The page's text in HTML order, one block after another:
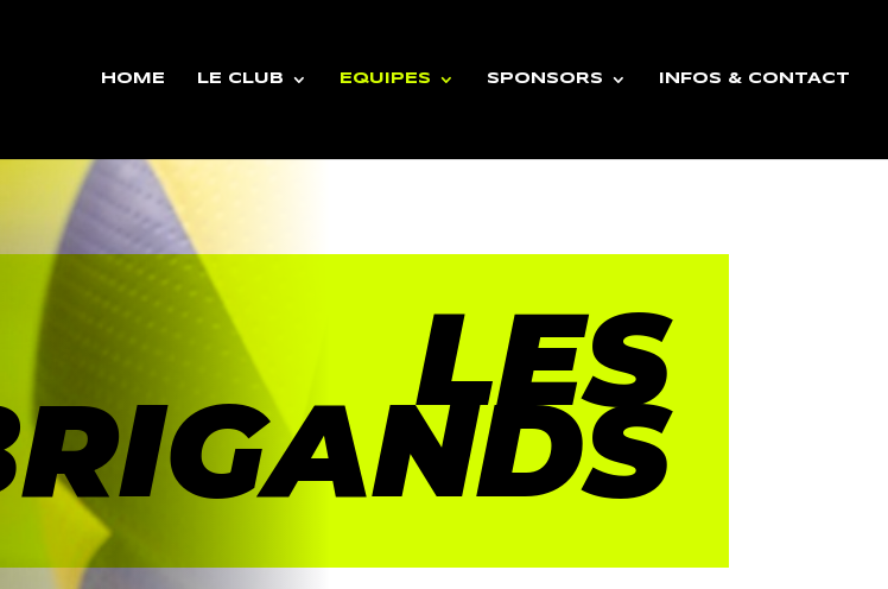
HOME LE CLUB EQUIPES SPONSORS INFOS & CONTACT
LES